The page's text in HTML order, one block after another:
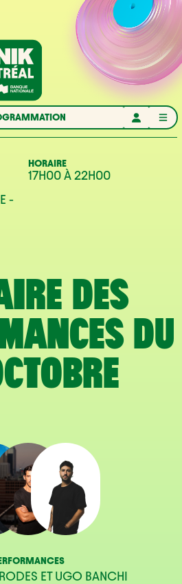
HORAIRE
17H00À22H00
-
DES
DU
ET UGO BANCHI